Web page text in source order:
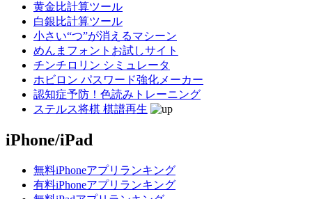
黄金比計算ツール
白銀比計算ツール
小さい“つ”が消えるマシーン
めんまフォントお試しサイト
チンチロリン シミュレータ
ホビロン パスワード強化メーカー
認知症予防！色読みトレーニング
ステルス将棋 棋譜再生
iPhone/iPad
無料iPhoneアプリランキング
有料iPhoneアプリランキング